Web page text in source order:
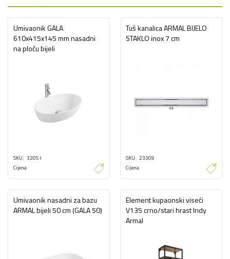
Umivaonik GALA
610x415x145 mm nasadni
na ploču bijeli
SKU 32051
Cijena
Tuš kanalica ARMAL BIJELO
STAKLO inox 7 cm
SKU 23309
Cijena
Umivaonik nasadni za bazu
ARMAL bijeli 50 cm (GALA 50)
Element kupaonski viseći
V135 crno/stari hrast Indy
Armal